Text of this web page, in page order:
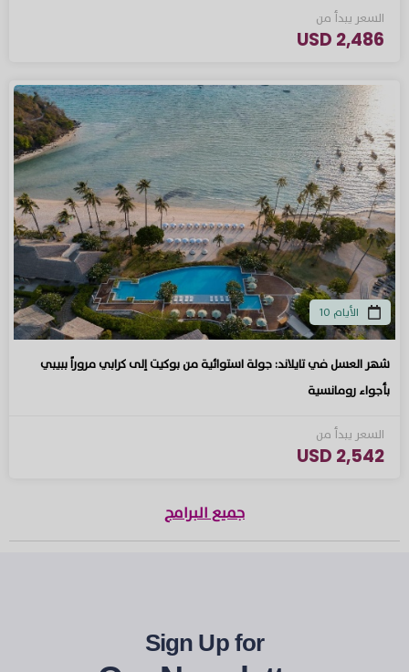
السعر يبدأ من
2,486 USD
الأيام 10
شهر العسل في تايلاند: جولة استوائية من بوكيت إلى كرابي مروراً ببيبي
بأجواء رومانسية
السعر يبدأ من
2,542 USD
جميع البرامج
Sign Up for